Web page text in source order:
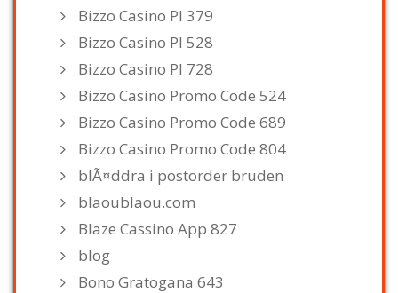
Bizzo Casino Pl 379
Bizzo Casino Pl 528
Bizzo Casino Pl 728
Bizzo Casino Promo Code 524
Bizzo Casino Promo Code 689
Bizzo Casino Promo Code 804
blÃ¤ddra i postorder bruden
blaoublaou.com
Blaze Cassino App 827
blog
Bono Gratogana 643